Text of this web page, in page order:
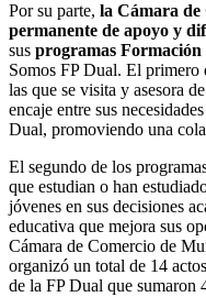
Por su parte, la Cámara
permanente de apoyo y
sus programas
Somos FP Dual. El primero
las que se visita y asesora
encaje entre sus
Dual, promoviendo una
El segundo de los
que estudian o han
jóvenes en sus decisiones
educativa que mejora sus
Cámara de Comercio de
organizó un total de 14
de la FP Dual que sumaron